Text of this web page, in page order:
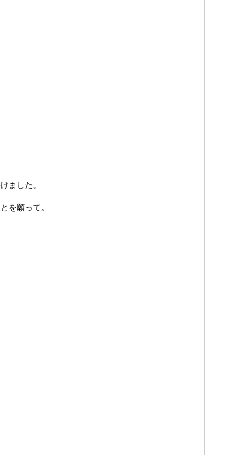
ました。
を願って。